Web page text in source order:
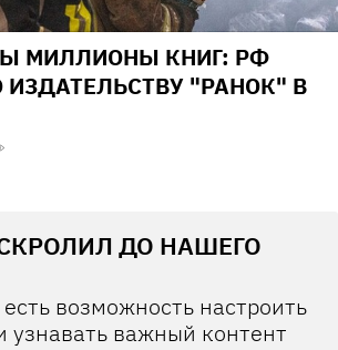
МИЛЛИОНЫ КНИГ: РФ
"РАНОК" В
ДО НАШЕГО
возможность настроить
узнавать важный контент